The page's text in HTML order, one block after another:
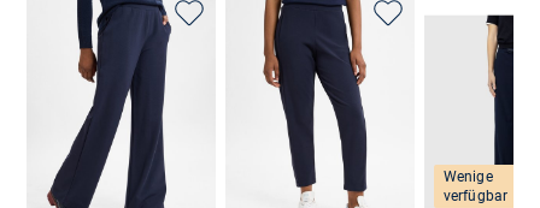
Wenige
verfügbar